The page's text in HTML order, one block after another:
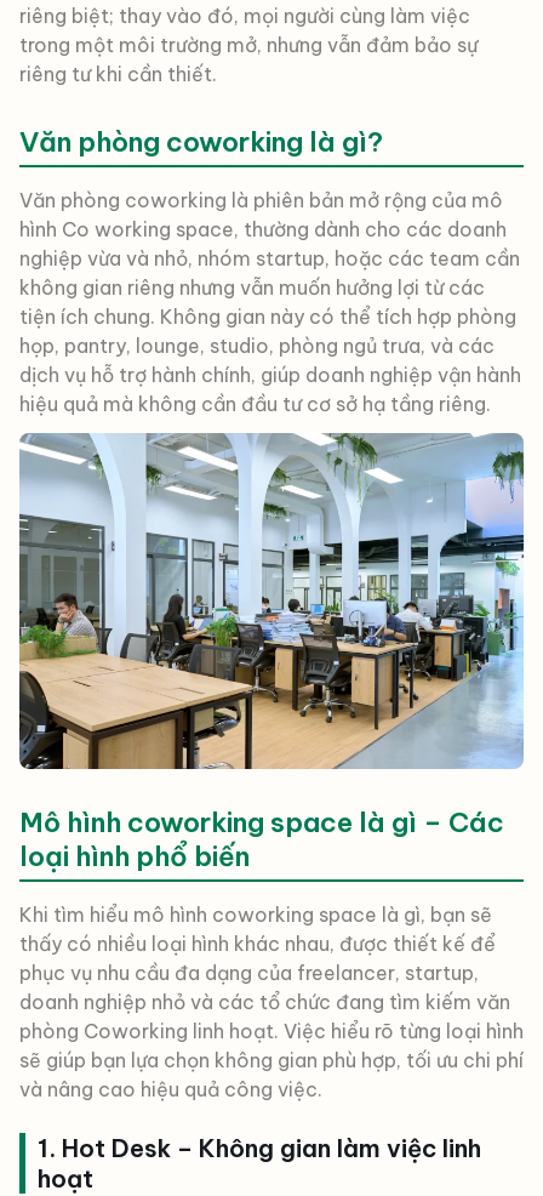
riêng biệt; thay vào đó, mọi người cùng làm việc
trong một môi trường mở, nhưng vẫn đảm bảo sự
riêng tư khi cần thiết.
Văn phòng coworking là gì?
Văn phòng coworking là phiên bản mở rộng của mô
hình Co working space, thường dành cho các doanh
nghiệp vừa và nhỏ, nhóm startup, hoặc các team cần
không gian riêng nhưng vẫn muốn hưởng lợi từ các
tiện ích chung. Không gian này có thể tích hợp phòng
họp, pantry, lounge, studio, phòng ngủ trưa, và các
dịch vụ hỗ trợ hành chính, giúp doanh nghiệp vận hành
hiệu quả mà không cần đầu tư cơ sở hạ tầng riêng.
Mô hình coworking space là gì – Các
loại hình phổ biến
Khi tìm hiểu mô hình coworking space là gì, bạn sẽ
thấy có nhiều loại hình khác nhau, được thiết kế để
phục vụ nhu cầu đa dạng của freelancer, startup,
doanh nghiệp nhỏ và các tổ chức đang tìm kiếm văn
phòng Coworking linh hoạt. Việc hiểu rõ từng loại hình
sẽ giúp bạn lựa chọn không gian phù hợp, tối ưu chi phí
và nâng cao hiệu quả công việc.
1. Hot Desk – Không gian làm việc linh
hoạt